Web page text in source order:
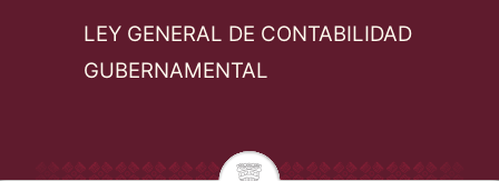
LEY GENERAL DE CONTABILIDAD
GUBERNAMENTAL